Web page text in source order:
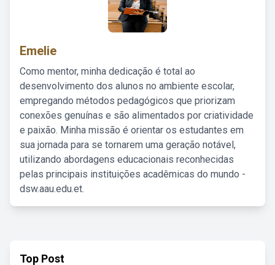
Emelie
Como mentor, minha dedicação é total ao
desenvolvimento dos alunos no ambiente escolar,
empregando métodos pedagógicos que priorizam
conexões genuínas e são alimentados por criatividade
e paixão. Minha missão é orientar os estudantes em
sua jornada para se tornarem uma geração notável,
utilizando abordagens educacionais reconhecidas
pelas principais instituições acadêmicas do mundo -
dsw.aau.edu.et.
Top Post